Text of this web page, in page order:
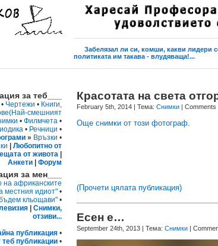
Забелязал ли си, комши, какви лидери
политиката им такава - влудяваща!...
Красотата на света
February 5th, 2014 | Тема: Снимки | Comments
Още снимки от този фотограф
(Прочети цялата публикация)
Есен е…
September 24th, 2013 | Тема: Снимки |
за теб___
• Чертежи • Книги,
(Най-смешният
• Филмчета •
• Речници •
» Връзки •
Любопитно от
от живота
Анкети
Форум
за мен___
на африканските
местния идиот" •
кльощави" •
Снимки,
отзиви...
публикация •
теб публикации •